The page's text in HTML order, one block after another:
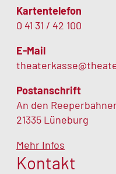
Kartentelefon
0 41 31 / 42 100
E-Mail
Postanschrift
An den
21335 Lüneburg
Mehr Infos
Kontakt